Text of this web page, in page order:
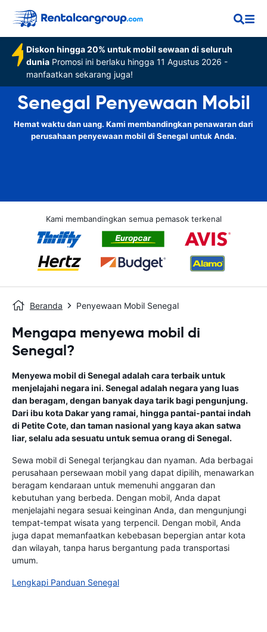
Diskon hingga 20% untuk mobil sewaan di seluruh
dunia Promosi ini berlaku hingga 11 Agustus 2026 -
manfaatkan sekarang juga!
Senegal Penyewaan Mobil
Hemat waktu dan uang. Kami membandingkan penawaran dari
perusahaan penyewaan mobil di Senegal untuk Anda.
Kami membandingkan semua pemasok terkenal
Beranda Penyewaan Mobil Senegal
Mengapa menyewa mobil di
Senegal?
Menyewa mobil di Senegal adalah cara terbaik untuk
menjelajahi negara ini. Senegal adalah negara yang luas
dan beragam, dengan banyak daya tarik bagi pengunjung.
Dari ibu kota Dakar yang ramai, hingga pantai-pantai indah
di Petite Cote, dan taman nasional yang kaya akan satwa
liar, selalu ada sesuatu untuk semua orang di Senegal.
Sewa mobil di Senegal terjangkau dan nyaman. Ada berbagai
perusahaan persewaan mobil yang dapat dipilih, menawarkan
beragam kendaraan untuk memenuhi anggaran dan
kebutuhan yang berbeda. Dengan mobil, Anda dapat
menjelajahi negara sesuai keinginan Anda, dan mengunjungi
tempat-tempat wisata yang terpencil. Dengan mobil, Anda
juga dapat memanfaatkan kebebasan bepergian antar kota
dan wilayah, tanpa harus bergantung pada transportasi
umum.
Lengkapi Panduan Senegal